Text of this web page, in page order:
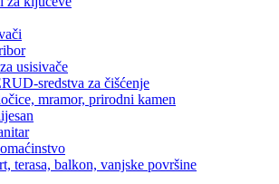
usisivače
sredstva za čišćenje
mramor, prirodni kamen
terasa, balkon, vanjske površine